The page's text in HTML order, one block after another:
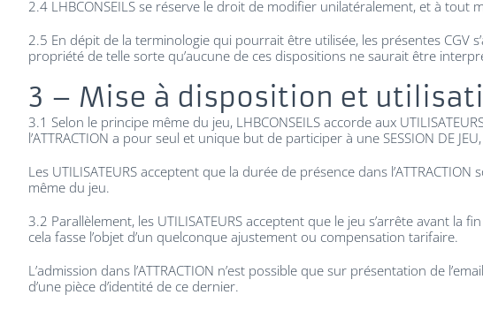
2.4 LHBCONSEILS se réserve le droit de modifier unilatéralement, et à
2.5 En dépit de la terminologie qui pourrait être utilisée, les présentes
propriété de telle sorte qu’aucune de ces dispositions ne saurait être
3 – Mise à disposition et
3.1 Selon le principe même du jeu, LHBCONSEILS accorde aux
l’ATTRACTION a pour seul et unique but de participer à une SESSION DE
Les UTILISATEURS acceptent que la durée de présence dans
même du jeu.
3.2 Parallèlement, les UTILISATEURS acceptent que le jeu s’arrête avant
cela fasse l’objet d’un quelconque ajustement ou compensation tarifaire.
L’admission dans l’ATTRACTION n’est possible que sur présentation de
d’une pièce d’identité de ce dernier.